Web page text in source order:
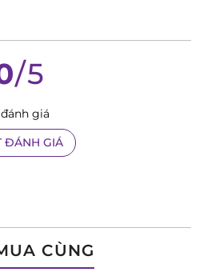
Qua Frederique
Thời Gian: Giữa vô vàn
tròn quen thuộc, FC-311S4C4
hút. Kích thước 30 x 33 mm
cổ tay quý ông một cách tinh tế,
/5
giá
ĐÁNH GIÁ
CÙNG